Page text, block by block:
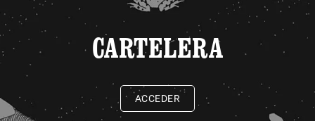
CARTELERA
ACCEDER